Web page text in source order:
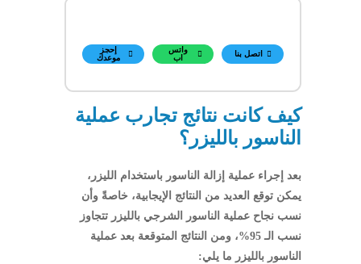
اتصل بنا
واتس
اب
إحجز
موعدك
كيف كانت نتائج تجارب عملية
الناسور بالليزر؟
بعد إجراء عملية إزالة الناسور باستخدام الليزر،
يمكن توقع العديد من النتائج الإيجابية، خاصةً وأن
نسب نجاح عملية الناسور الشرجي بالليزر تتجاوز
نسب الـ 95%، ومن النتائج المتوقعة بعد عملية
الناسور بالليزر ما يلي: